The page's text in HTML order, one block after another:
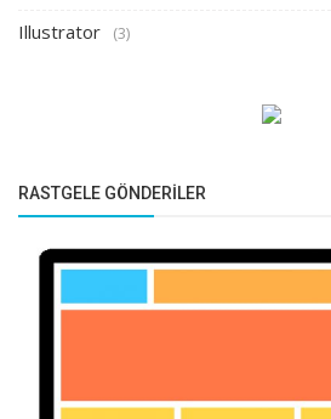
Illustrator (3)
RASTGELE GÖNDERILER